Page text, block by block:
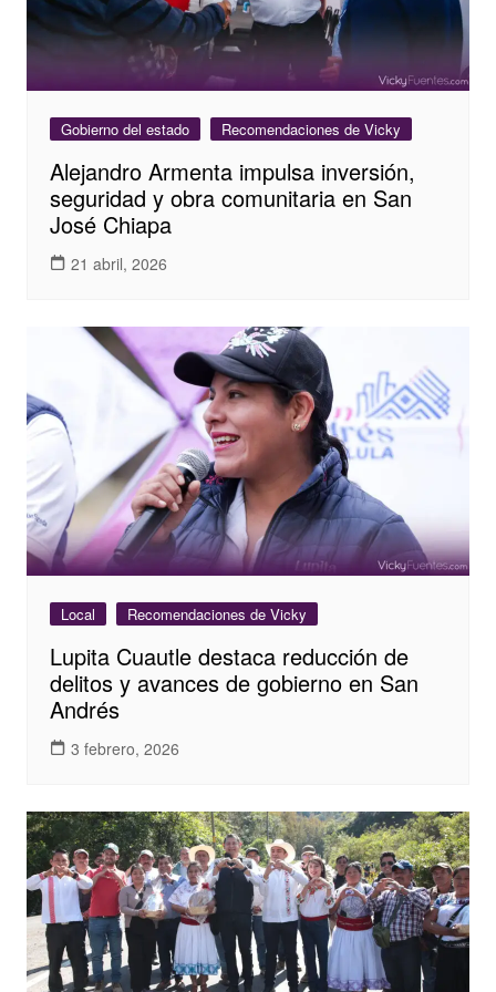
Gobierno del estado Recomendaciones de Vicky
Alejandro Armenta impulsa inversión,
seguridad y obra comunitaria en San
José Chiapa
21 abril, 2026
Local Recomendaciones de Vicky
Lupita Cuautle destaca reducción de
delitos y avances de gobierno en San
Andrés
3 febrero, 2026